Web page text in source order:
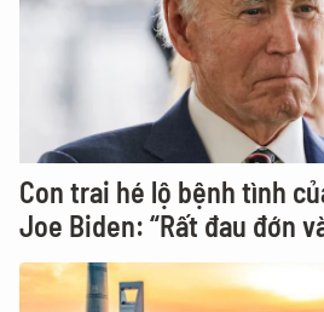
Con trai hé lộ bệnh tình
Joe Biden: “Rất đau đớn